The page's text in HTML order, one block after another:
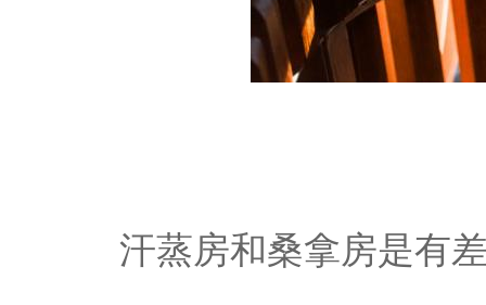
汗蒸房和桑拿房是有